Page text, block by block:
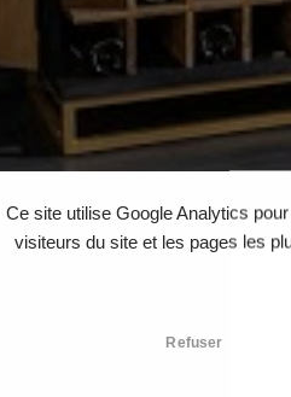
Ce site utilise Google Analytics
visiteurs du site et les pages les
Refuser